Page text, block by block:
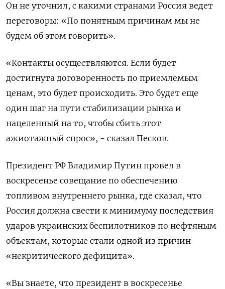
Он не уточнил, с какими странами Россия ведет
переговоры: «По понятным причинам ​мы не
будем ​об ​этом говорить».
«Контакты осуществляются. ⁠Если будет
достигнута договоренность по ‌приемлемым
ценам, это будет ‌происходить. Это будет еще
один шаг на пути стабилизации ​рынка и
нацеленный на то, чтобы ‌сбить этот
ажиотажный спрос», - сказал Песков.
Президент ​РФ Владимир Путин провел в
воскресенье совещание по ‌обеспечению
топливом внутреннего рынка, где сказал, что
Россия должна свести к минимуму последствия ​
ударов украинских беспилотников ​по нефтяным
‌объектам, которые стали одной из причин
«некритического дефицита».
«Вы знаете, ​что президент в воскресенье